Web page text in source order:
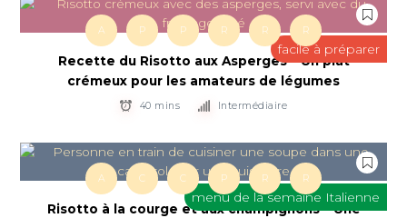
facile à préparer
A P P R R R
Recette du Risotto aux Asperges – Un plat
crémeux pour les amateurs de légumes
40 mins Intermédiaire
menu de la semaine Italienne
A C C P R R
Risotto à la courge et aux champignons – Une